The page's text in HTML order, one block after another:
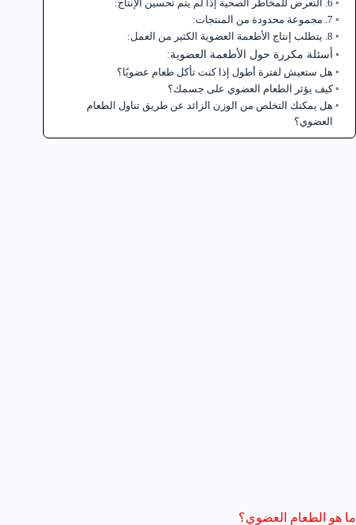
6. التعرض للمخاطر الصحية إذا لم يتم تحسين الإنتاج:
7. مجموعة محدودة من المنتجات:
8. يتطلب إنتاج الأطعمة العضوية الكثير من العمل:
أسئلة مكررة حول الأطعمة العضوية:
هل ستعيش لفترة أطول إذا كنت تأكل طعام عضويًا؟
كيف يؤثر الطعام العضوي على جسمك؟
هل يمكنك التخلص من الوزن الزائد عن طريق تناول الطعام
العضوي؟
ما هو الطعام العضوي؟